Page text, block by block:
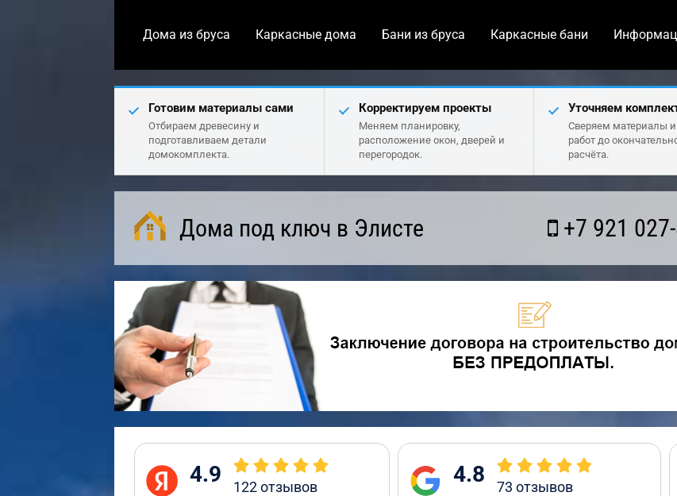
Дома из бруса Каркасные дома Бани из бруса Каркасные бани
Готовим материалы сами
Отбираем древесину и
подготавливаем детали
домокомплекта.
Корректируем проекты
Меняем планировку,
расположение окон, дверей и
перегородок.
Уточняем
Сверяем материалы и
работ до
расчёта.
Дома под ключ в Элисте +7 921
4.9 122отзывов 4.8 73 отзывов